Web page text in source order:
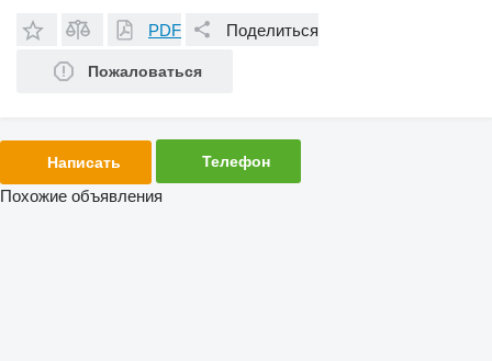
PDF Поделиться
Пожаловаться
Написать Телефон
Похожие объявления